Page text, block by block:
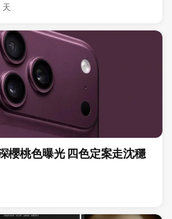
天
櫻桃色曝光 四色定案走沈穩